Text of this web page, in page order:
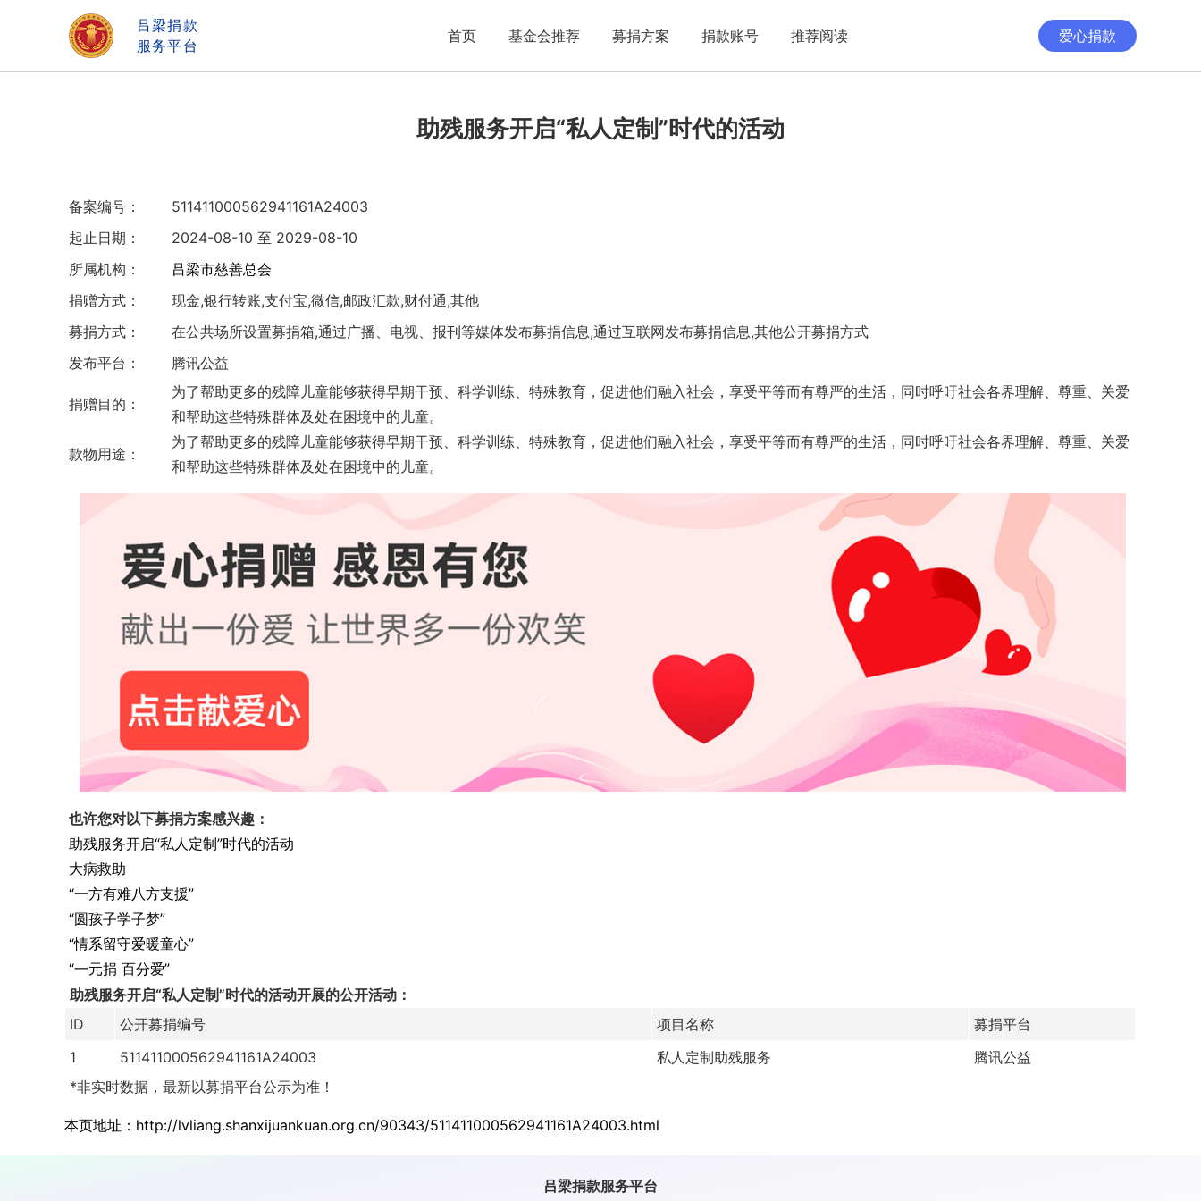
吕梁捐款
服务平台
首页 基金会推荐 募捐方案 捐款账号 推荐阅读 爱心捐款
助残服务开启“私人定制”时代的活动
备案编号：
511411000562941161A24003
起止日期：
2024-08-10 至 2029-08-10
所属机构：
吕梁市慈善总会
捐赠方式：
现金,银行转账,支付宝,微信,邮政汇款,财付通,其他
募捐方式：
在公共场所设置募捐箱,通过广播、电视、报刊等媒体发布募捐信息,通过互联网发布募捐信息,其他公开募捐方式
发布平台：
腾讯公益
捐赠目的：
为了帮助更多的残障儿童能够获得早期干预、科学训练、特殊教育，促进他们融入社会，享受平等而有尊严的生活，同时呼吁社会各界理解、尊重、关爱
和帮助这些特殊群体及处在困境中的儿童。
款物用途：
为了帮助更多的残障儿童能够获得早期干预、科学训练、特殊教育，促进他们融入社会，享受平等而有尊严的生活，同时呼吁社会各界理解、尊重、关爱
和帮助这些特殊群体及处在困境中的儿童。
也许您对以下募捐方案感兴趣：
助残服务开启“私人定制”时代的活动
大病救助
“一方有难八方支援”
“圆孩子学子梦”
“情系留守爱暖童心”
“一元捐 百分爱”
助残服务开启“私人定制”时代的活动开展的公开活动：
ID
公开募捐编号 项目名称
募捐平台
1
511411000562941161A24003 私人定制助残服务
腾讯公益
*非实时数据，最新以募捐平台公示为准！
本页地址： http://lvliang.shanxijuankuan.org.cn/90343/511411000562941161A24003.html
吕梁捐款服务平台